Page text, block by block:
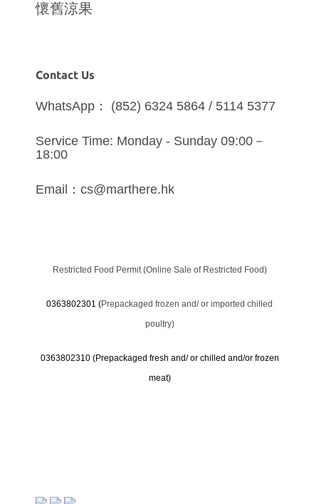
懷舊涼果
Contact Us
WhatsApp： (852) 6324 5864 / 5114 5377
Service Time: Monday - Sunday 09:00－
18:00
Email：cs@marthere.hk
Restricted Food Permit (Online Sale of Restricted Food)
0363802301 (Prepackaged frozen and/ or imported chilled
poultry)
0363802310 (Prepackaged fresh and/ or chilled and/or frozen
meat)